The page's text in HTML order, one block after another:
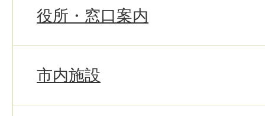
役所・窓口案内
市内施設